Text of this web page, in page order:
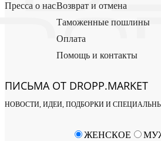
Пресса о насВозврат и отмена
Таможенные пошлины
Оплата
Помощь и контакты
ПИСЬМА ОТ DROPP.MARKET
НОВОСТИ, ИДЕИ, ПОДБОРКИ И
ЖЕНСКОЕ